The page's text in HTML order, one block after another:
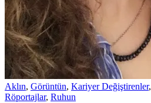
Aklın, Görüntün, Kariyer Değiştirenler,
Röportajlar, Ruhun